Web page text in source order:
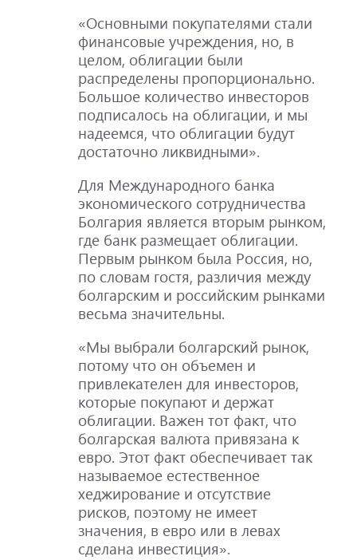
«Основными покупателями стали
финансовые учреждения, но, в
целом, облигации были
распределены пропорционально.
Большое количество инвесторов
подписалось на облигации, и мы
надеемся, что облигации будут
достаточно ликвидными».
Для Международного банка
экономического сотрудничества
Болгария является вторым рынком,
где банк размещает облигации.
Первым рынком была Россия, но,
по словам гостя, различия между
болгарским и российским рынками
весьма значительны.
«Мы выбрали болгарский рынок,
потому что он объемен и
привлекателен для инвесторов,
которые покупают и держат
облигации. Важен тот факт, что
болгарская валюта привязана к
евро. Этот факт обеспечивает так
называемое естественное
хеджирование и отсутствие
рисков, поэтому не имеет
значения, в евро или в левах
сделана инвестиция».